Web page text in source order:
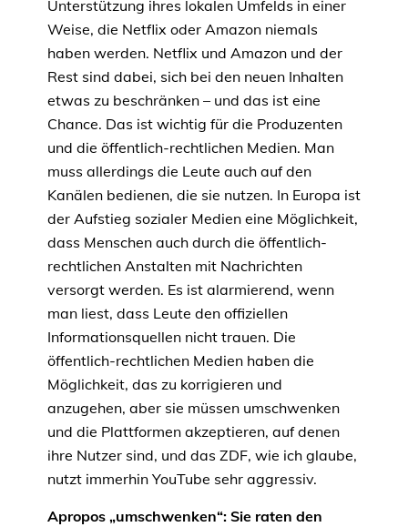
Unterstützung ihres lokalen Umfelds in einer
Weise, die Netflix oder Amazon niemals
haben werden. Netflix und Amazon und der
Rest sind dabei, sich bei den neuen Inhalten
etwas zu beschränken – und das ist eine
Chance. Das ist wichtig für die Produzenten
und die öffentlich-rechtlichen Medien. Man
muss allerdings die Leute auch auf den
Kanälen bedienen, die sie nutzen. In Europa ist
der Aufstieg sozialer Medien eine Möglichkeit,
dass Menschen auch durch die öffentlich-
rechtlichen Anstalten mit Nachrichten
versorgt werden. Es ist alarmierend, wenn
man liest, dass Leute den offiziellen
Informationsquellen nicht trauen. Die
öffentlich-rechtlichen Medien haben die
Möglichkeit, das zu korrigieren und
anzugehen, aber sie müssen umschwenken
und die Plattformen akzeptieren, auf denen
ihre Nutzer sind, und das ZDF, wie ich glaube,
nutzt immerhin YouTube sehr aggressiv.
Apropos „umschwenken“: Sie raten den